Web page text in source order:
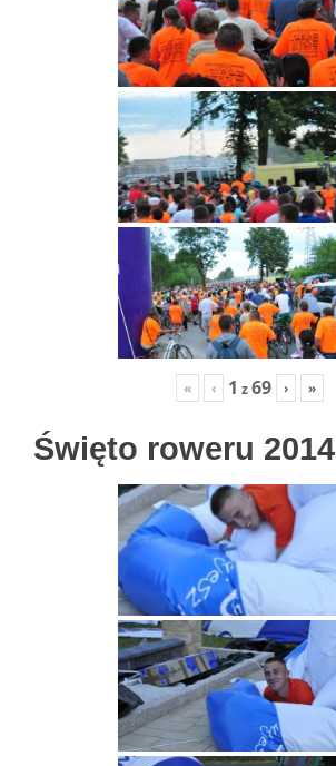
« ‹ 1 z69 › »
Święto roweru 2014